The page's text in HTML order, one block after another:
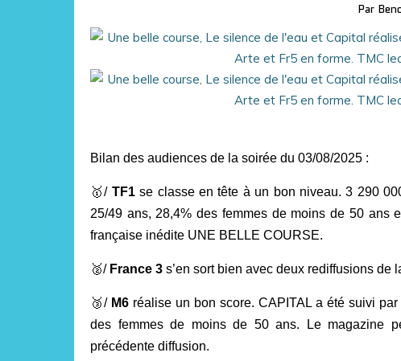
Par
Bilan des audiences de la soirée du 03/08/2025 :
🥇/TF1se classe en tête à un bon niveau. 3 290
25/49 ans, 28,4% des femmes de moins de 50 ans
française inédite UNE BELLE COURSE.
🥈/ France 3 s’en sort bien avec deux rediffusions
🥉/ M6 réalise un bon score. CAPITAL a été suivi
des femmes de moins de 50 ans. Le magazine
précédente diffusion.